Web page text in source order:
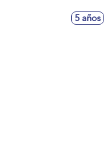
5 años